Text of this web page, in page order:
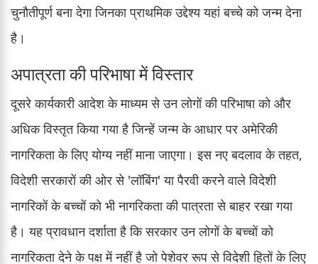
चुनौतीपूर्ण बना देगा जिनका प्राथमिक उद्देश्य यहां बच्चे को जन्म देना
है।
अपात्रता की परिभाषा में विस्तार
दूसरे कार्यकारी आदेश के माध्यम से उन लोगों की परिभाषा को और
अधिक विस्तृत किया गया है जिन्हें जन्म के आधार पर अमेरिकी
नागरिकता के लिए योग्य नहीं माना जाएगा। इस नए बदलाव के तहत,
विदेशी सरकारों की ओर से 'लॉबिंग' या पैरवी करने वाले विदेशी
नागरिकों के बच्चों को भी नागरिकता की पात्रता से बाहर रखा गया
है। यह प्रावधान दर्शाता है कि सरकार उन लोगों के बच्चों को
नागरिकता देने के पक्ष में नहीं है जो पेशेवर रूप से विदेशी हितों के लिए